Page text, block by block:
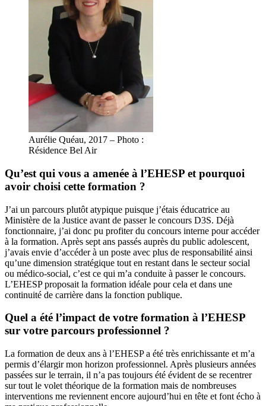
Aurélie Quéau, 2017 – Photo :
Résidence Bel Air
Qu’est qui vous a amenée à l’EHESP et pourquoi
avoir choisi cette formation ?
J’ai un parcours plutôt atypique puisque j’étais éducatrice au
Ministère de la Justice avant de passer le concours D3S. Déjà
fonctionnaire, j’ai donc pu profiter du concours interne pour accéder
à la formation. Après sept ans passés auprès du public adolescent,
j’avais envie d’accéder à un poste avec plus de responsabilité ainsi
qu’une dimension stratégique tout en restant dans le secteur social
ou médico-social, c’est ce qui m’a conduite à passer le concours.
L’EHESP proposait la formation idéale pour cela et dans une
continuité de carrière dans la fonction publique.
Quel a été l’impact de votre formation à l’EHESP
sur votre parcours professionnel ?
La formation de deux ans à l’EHESP a été très enrichissante et m’a
permis d’élargir mon horizon professionnel. Après plusieurs années
passées sur le terrain, il n’a pas toujours été évident de se recentrer
sur tout le volet théorique de la formation mais de nombreuses
interventions me reviennent encore aujourd’hui en tête et font écho à